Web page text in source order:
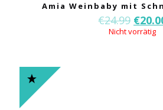
Amia Weinbaby mit
€24.99 €
Nicht vorrätig